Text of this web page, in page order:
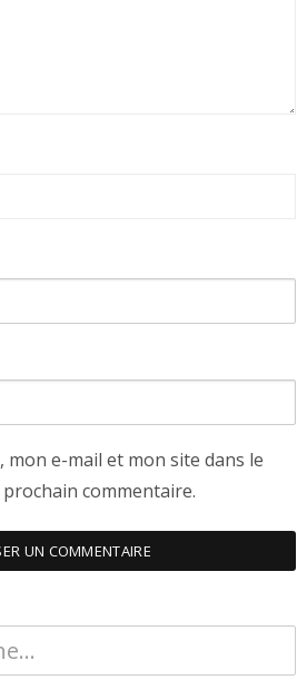
e-mail et mon site dans le
commentaire.